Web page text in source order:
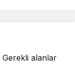
Gerekli alanlar